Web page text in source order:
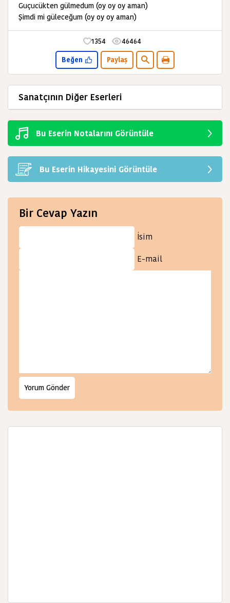
Guçucükten gülmedum (oy oy oy aman)
Şimdi mi güleceğum (oy oy oy aman)
1354 46464
Beğen Paylaş
Sanatçının Diğer Eserleri
Bu Eserin Notalarını Görüntüle
Bu Eserin Hikayesini Görüntüle
Bir Cevap Yazın
İsim
E-mail